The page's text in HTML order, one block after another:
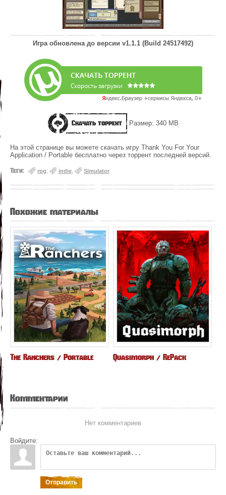
Игра обновлена до версии v1.1.1 (Build 24517492)
Скачать торрент Размер: 340 MB
На этой странице вы можете скачать игру Thank You For Your
Application / Portable бесплатно через торрент последней версий.
Теги: rpg indie Simulator
Похожие материалы
The Ranchers / Portable Quasimorph / RePack
Комментарии
Нет комментариев
Войдите:
Отправить